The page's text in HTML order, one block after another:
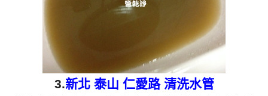
3.新北 泰山 仁愛路 清洗水管